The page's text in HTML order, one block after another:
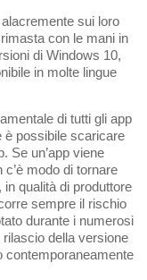
sui loro
con le mani in
di Windows 10,
in molte lingue
di tutti gli app
è possibile scaricare
Se un’app viene
modo di tornare
qualità di produttore
sempre il rischio
durante i numerosi
della versione
contemporaneamente